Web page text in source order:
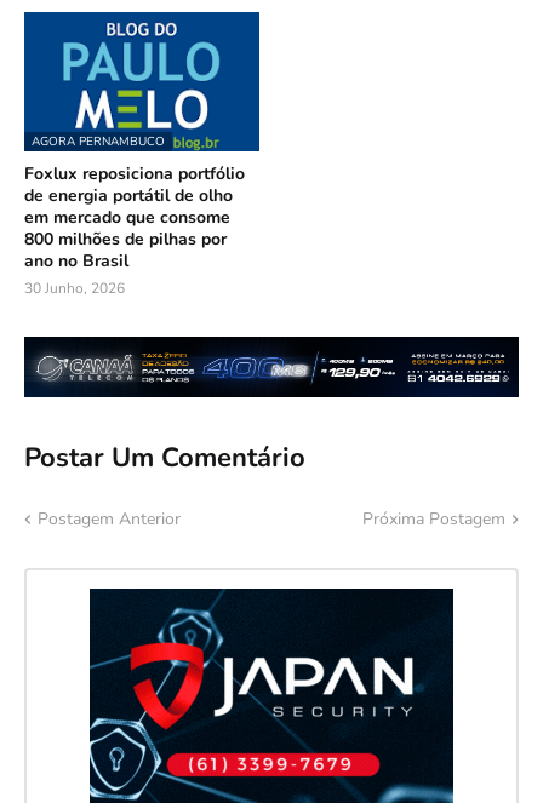
AGORA PERNAMBUCO
Foxlux reposiciona portfólio
de energia portátil de olho
em mercado que consome
800 milhões de pilhas por
ano no Brasil
30 Junho, 2026
Postar Um Comentário
Postagem Anterior Próxima Postagem